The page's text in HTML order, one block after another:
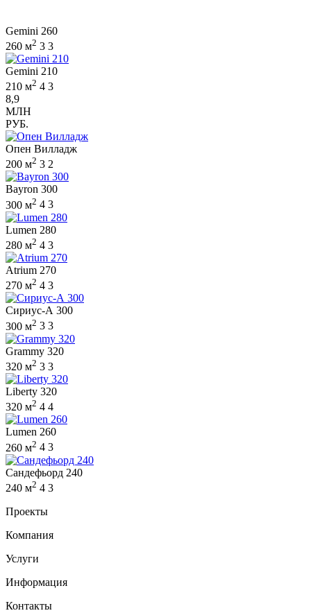
Gemini 260
260 м2 3 3
Gemini 210
210 м2 4 3
8,9
МЛН
РУБ.
Опен Вилладж
200 м2 3 2
Bayron 300
300 м2 4 3
Lumen 280
280 м2 4 3
Atrium 270
270 м2 4 3
Сириус-А 300
300 м2 3 3
Grammy 320
320 м2 3 3
Liberty 320
320 м2 4 4
Lumen 260
260 м2 4 3
Сандефьорд 240
240 м2 4 3
Проекты
Компания
Услуги
Информация
Контакты